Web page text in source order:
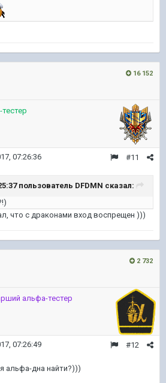
16 152
#11
07:26:36
пользователь DFDMN сказал:
что с драконами вход воспрещен )))
2 732
альфа-тестер
#12
07:26:49
альфа-дна найти?)))